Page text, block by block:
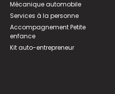
Mécanique automobile
Services à la personne
Accompagnement Petite
enfance
Kit auto-entrepreneur